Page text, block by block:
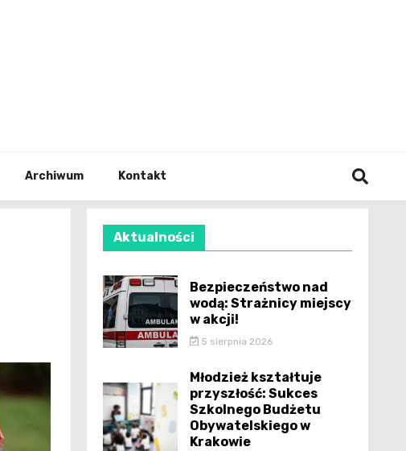
Archiwum Kontakt
Aktualności
Bezpieczeństwo nad
wodą: Strażnicy miejscy
w akcji!
5 sierpnia 2026
Młodzież kształtuje
przyszłość: Sukces
Szkolnego Budżetu
Obywatelskiego w
Krakowie